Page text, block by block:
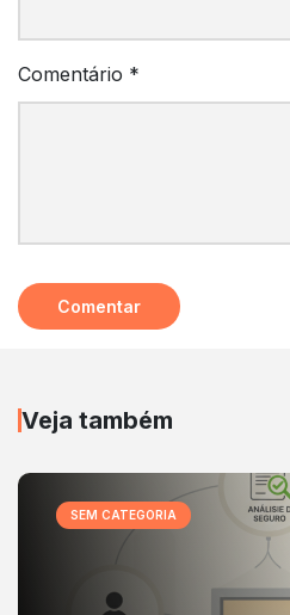
Comentário *
Veja também
SEM CATEGORIA